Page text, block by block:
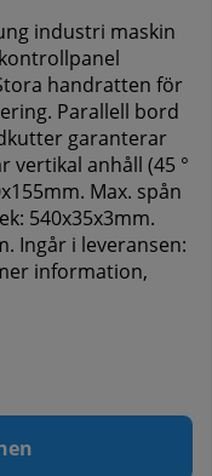
industri maskin
handratten för
Parallell bord
garanterar
vertikal anhåll (45 °
Max. spån
540x35x3mm.
Ingår i leveransen:
information,